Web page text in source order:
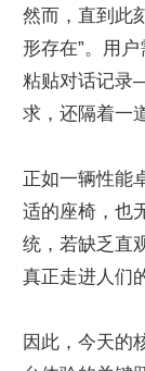
然而，直到此
形存在”。用
粘贴对话记录
求，还隔着一
正如一辆性能
适的座椅，也
统，若缺乏直
真正走进人们
因此，今天的